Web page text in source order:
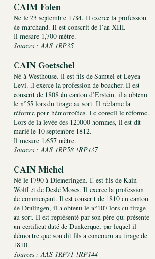
CAIM Folen
Né le 23 septembre 1784. Il exerce la profession
de marchand. Il est conscrit de l’an XIII.
Il mesure 1,700 mètre.
Sources : AAS 1RP35
CAIN Goetschel
Né à Westhouse. Il est fils de Samuel et Leyen
Levi. Il exerce la profession de boucher. Il est
conscrit de 1808 du canton d’Erstein, il a obtenu
le n°55 lors du tirage au sort. Il réclame la
réforme pour hémorroïdes. Le conseil le réforme.
Lors de la levée des 120000 hommes, il est dit
marié le 10 septembre 1812.
Il mesure 1,657 mètre.
Sources : AAS 1RP58 1RP137
CAIN Michel
Né le 1790 à Diemeringen. Il est fils de Kain
Wolff et de Deslé Moses. Il exerce la profession
de commerçant. Il est conscrit de 1810 du canton
de Drulingen, il a obtenu le n°107 lors du tirage
au sort. Il est représenté par son père qui présente
un certificat daté de Dunkerque, par lequel il
démontre que son dit fils a concouru au tirage de
1810.
Sources : AAS 1RP71 1RP144